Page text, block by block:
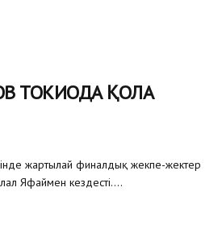
ТОКИОДА ҚОЛА
жартылай финалдық жекпе-жектер
Яфаймен кездесті....